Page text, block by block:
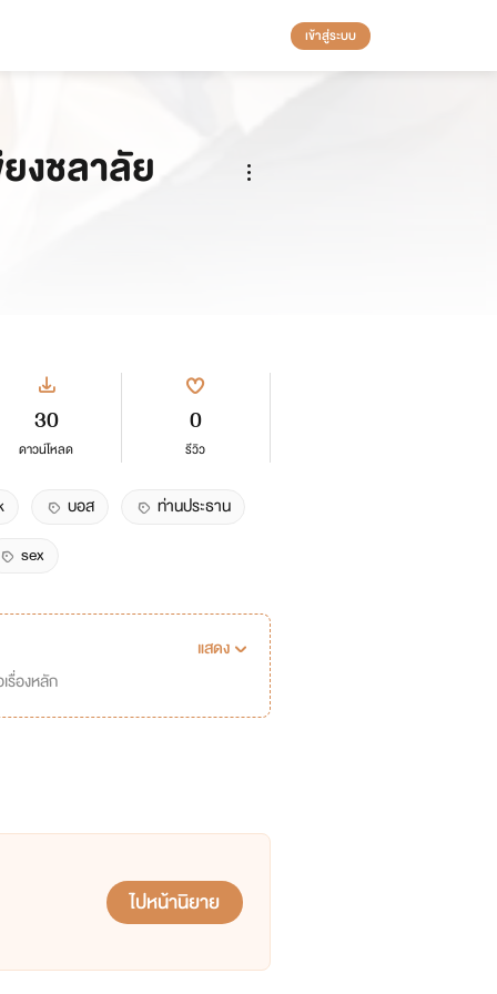
เข้าสู่ระบบ
งชลาลัย
30
ดาวน์โหลด
0
รีวิว
บอส
ท่านประธาน
sex
แสดง
รื่องหลัก
ไปหน้านิยาย